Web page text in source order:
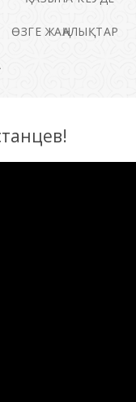
ӨЗГЕ ЖАҢАЛЫҚТАР